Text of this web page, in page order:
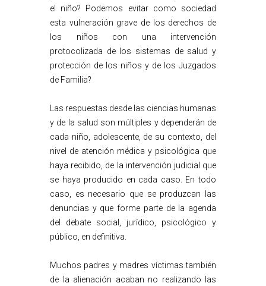
el niño? Podemos evitar como sociedad
esta vulneración grave de los derechos de
los niños con una intervención
protocolizada de los sistemas de salud y
protección de los niños y de los Juzgados
de Familia?
Las respuestas desde las ciencias humanas
y de la salud son múltiples y dependerán de
cada niño, adolescente, de su contexto, del
nivel de atención médica y psicológica que
haya recibido, de la intervención judicial que
se haya producido en cada caso. En todo
caso, es necesario que se produzcan las
denuncias y que forme parte de la agenda
del debate social, jurídico, psicológico y
público, en definitiva.
Muchos padres y madres víctimas también
de la alienación acaban no realizando las